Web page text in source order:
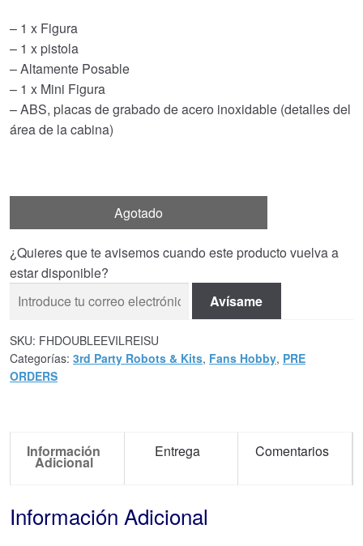
– 1 x Figura
– 1 x pistola
– Altamente Posable
– 1 x Mini Figura
– ABS, placas de grabado de acero inoxidable (detalles del
área de la cabina)
Agotado
¿Quieres que te avisemos cuando este producto vuelva a
estar disponible?
Avísame
SKU: FHDOUBLEEVILREISU
Categorías: 3rd Party Robots & Kits, Fans Hobby, PRE
ORDERS
Información
Adicional
Entrega Comentarios
Información Adicional